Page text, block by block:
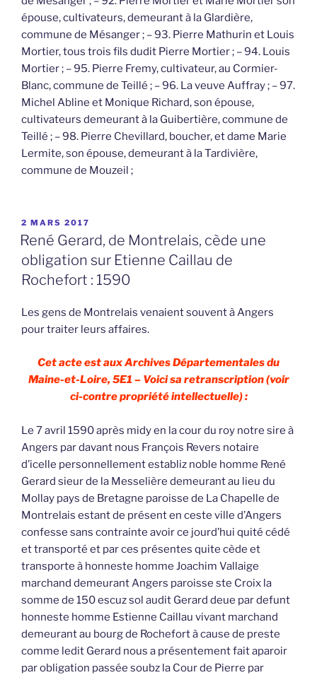
épouse, cultivateurs, demeurant à la Glardière,
commune de Mésanger ; – 93. Pierre Mathurin et Louis
Mortier, tous trois fils dudit Pierre Mortier ; – 94. Louis
Mortier ; – 95. Pierre Fremy, cultivateur, au Cormier-
Blanc, commune de Teillé ; – 96. La veuve Auffray ; – 97.
Michel Abline et Monique Richard, son épouse,
cultivateurs demeurant à la Guibertière, commune de
Teillé ; – 98. Pierre Chevillard, boucher, et dame Marie
Lermite, son épouse, demeurant à la Tardivière,
commune de Mouzeil ;
PUBLIÉ
LE
2 MARS 2017
René Gerard, de Montrelais, cède une
obligation sur Etienne Caillau de
Rochefort : 1590
Les gens de Montrelais venaient souvent à Angers
pour traiter leurs affaires.
Cet acte est aux Archives Départementales du
Maine-et-Loire, 5E1 – Voici sa retranscription (voir
ci-contre propriété intellectuelle) :
Le 7 avril 1590 après midy en la cour du roy notre sire à
Angers par davant nous François Revers notaire
d’icelle personnellement establiz noble homme René
Gerard sieur de la Messelière demeurant au lieu du
Mollay pays de Bretagne paroisse de La Chapelle de
Montrelais estant de présent en ceste ville d’Angers
confesse sans contrainte avoir ce jourd’hui quité cédé
et transporté et par ces présentes quite cède et
transporte à honneste homme Joachim Vallaige
marchand demeurant Angers paroisse ste Croix la
somme de 150 escuz sol audit Gerard deue par defunt
honneste homme Estienne Caillau vivant marchand
demeurant au bourg de Rochefort à cause de preste
comme ledit Gerard nous a présentement fait aparoir
par obligation passée soubz la Cour de Pierre par